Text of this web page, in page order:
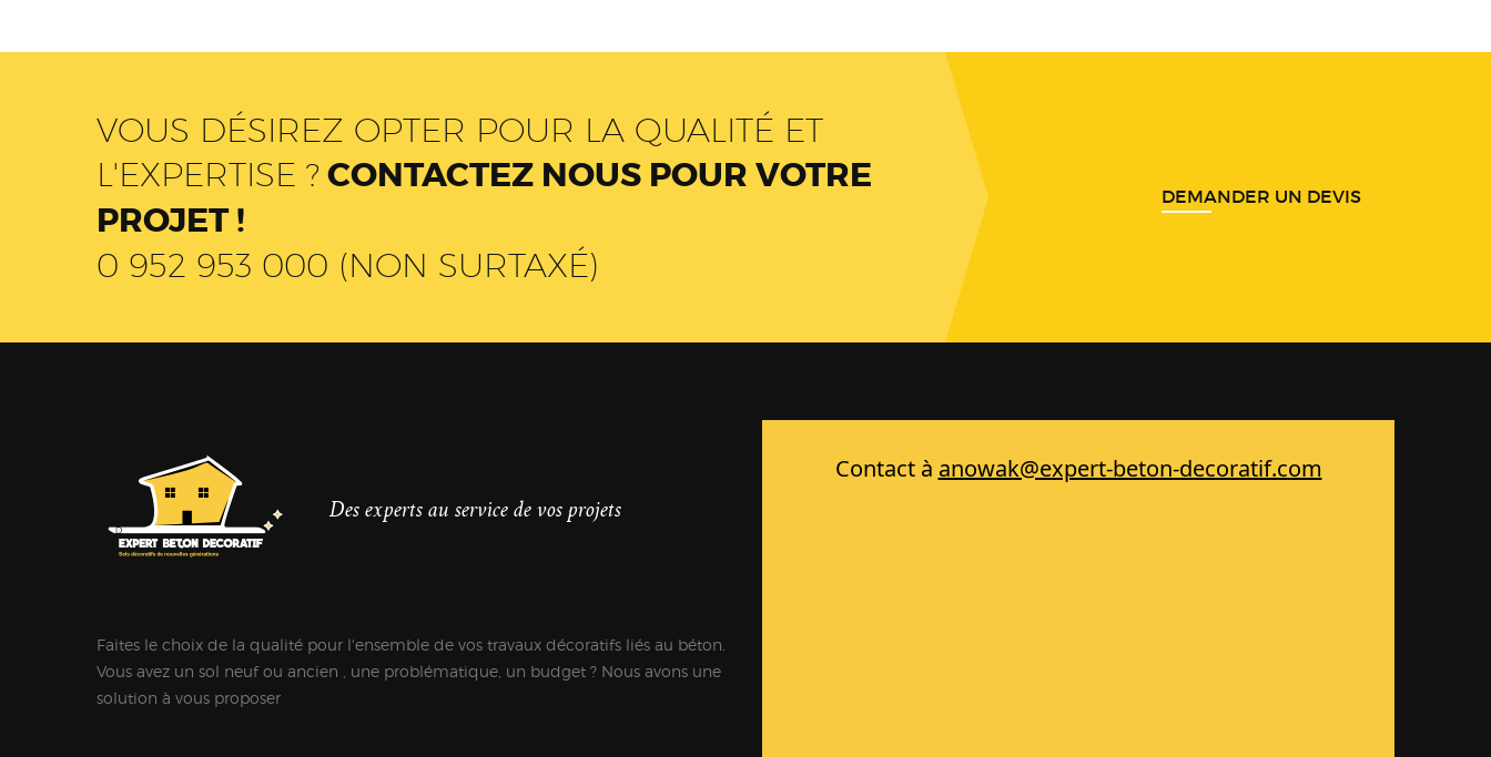
VOUS DÉSIREZ OPTER POUR LA QUALITÉ ET
L'EXPERTISE ? CONTACTEZ NOUS POUR VOTRE
PROJET !
0 952 953 000 (NON SURTAXÉ)
DEMANDER UN DEVIS
Des experts au service de vos projets
Faites le choix de la qualité pour l'ensemble de vos travaux décoratifs liés au béton.
Vous avez un sol neuf ou ancien , une problématique, un budget ? Nous avons une
solution à vous proposer